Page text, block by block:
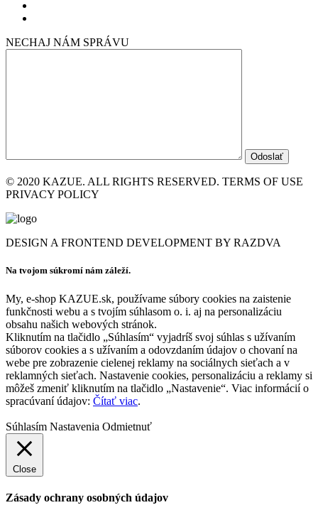
NECHAJ NÁM SPRÁVU
© 2020 KAZUE. ALL RIGHTS RESERVED. TERMS OF USE
PRIVACY POLICY
DESIGN A FRONTEND DEVELOPMENT BY RAZDVA
Na tvojom súkromí nám záleží.
My, e-shop KAZUE.sk, používame súbory cookies na zaistenie
funkčnosti webu a s tvojím súhlasom o. i. aj na personalizáciu
obsahu našich webových stránok.
Kliknutím na tlačidlo „Súhlasím“ vyjadríš svoj súhlas s užívaním
súborov cookies a s užívaním a odovzdaním údajov o chovaní na
webe pre zobrazenie cielenej reklamy na sociálnych sieťach a v
reklamných sieťach. Nastavenie cookies, personalizáciu a reklamy si
môžeš zmeniť kliknutím na tlačidlo „Nastavenie“. Viac informácií o
spracúvaní údajov: Čítať viac.
Súhlasím Nastavenia Odmietnuť
Close
Zásady ochrany osobných údajov